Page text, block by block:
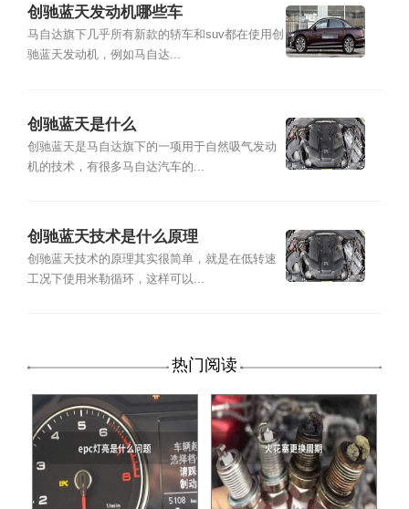
创驰蓝天发动机哪些车
马自达旗下几乎所有新款的轿车和suv都在使用创
驰蓝天发动机，例如马自达...
创驰蓝天是什么
创驰蓝天是马自达旗下的一项用于自然吸气发动
机的技术，有很多马自达汽车的...
创驰蓝天技术是什么原理
创驰蓝天技术的原理其实很简单，就是在低转速
工况下使用米勒循环，这样可以...
热门阅读